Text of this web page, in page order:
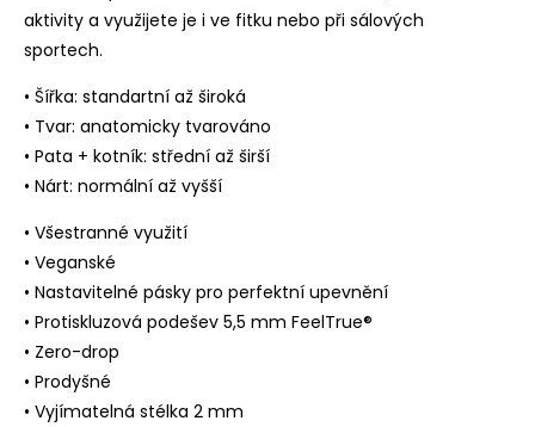
aktivity a využijete je i ve fitku nebo při sálových
sportech.
• Šířka: standartní až široká
• Tvar: anatomicky tvarováno
• Pata + kotník: střední až širší
• Nárt: normální až vyšší
• Všestranné využití
• Veganské
• Nastavitelné pásky pro perfektní upevnění
• Protiskluzová podešev 5,5 mm FeelTrue®
• Zero-drop
• Prodyšné
• Vyjímatelná stélka 2 mm